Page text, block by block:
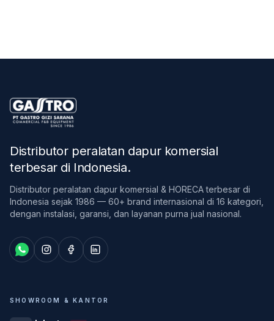
Distributor peralatan dapur komersial
terbesar di Indonesia.
Distributor peralatan dapur komersial & HORECA terbesar di
Indonesia sejak 1986 — 60+ brand internasional di 16 kategori,
dengan instalasi, garansi, dan layanan purna jual nasional.
SHOWROOM & KANTOR